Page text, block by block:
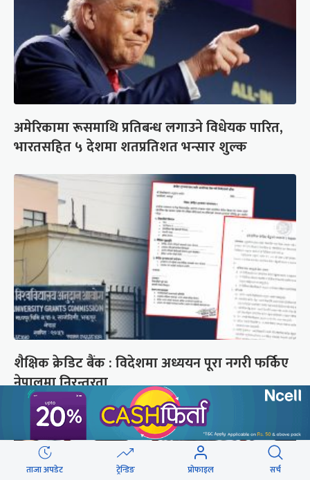
अमेरिकामा रूसमाथि प्रतिबन्ध लगाउने विधेयक पारित,
भारतसहित ५ देशमा शतप्रतिशत भन्सार शुल्क
शैक्षिक क्रेडिट बैंक : विदेशमा अध्ययन पूरा नगरी फर्किए
नेपालमा निरन्तरता
ताजा अपडेट ट्रेन्डिङ प्रोफाइल सर्च